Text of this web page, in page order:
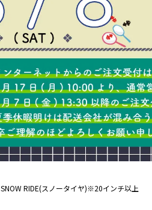
SNOW RIDE(スノータイヤ)※20インチ以上